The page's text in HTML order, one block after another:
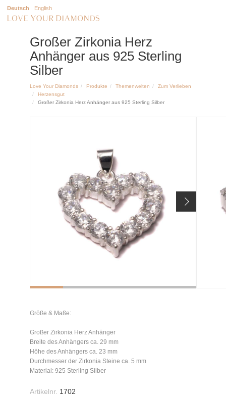
Deutsch English
Großer Zirkonia Herz
Anhänger aus 925 Sterling
Silber
Love Your Diamonds Produkte Themenwelten
Zum Verlieben
Herzensgut
Großer Zirkonia Herz Anhänger aus 925 Sterling Silber
Größe & Maße:
Großer Zirkonia Herz Anhänger
Breite des Anhängers ca. 29 mm
Höhe des Anhängers ca. 23 mm
Durchmesser der Zirkonia Steine ca. 5 mm
Material: 925 Sterling Silber
Artikelnr. 1702